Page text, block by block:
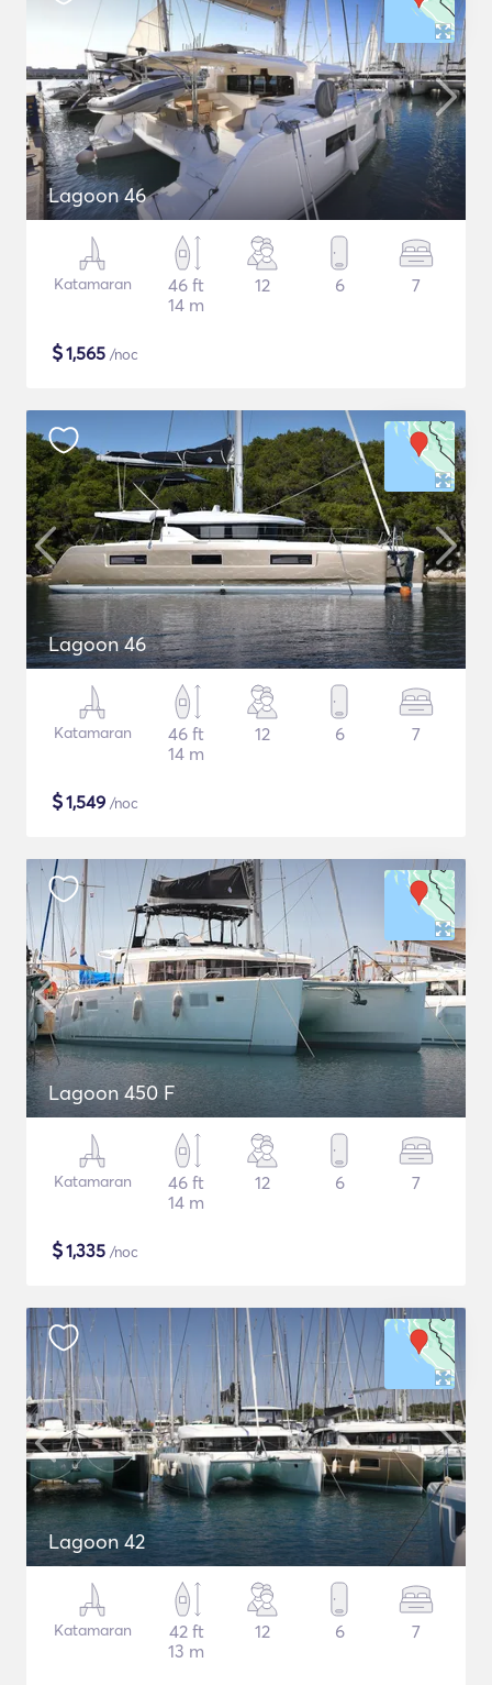
Lagoon 46
Katamaran
46 ft
14 m
12 6 7
$1,565 /noc
Lagoon 46
Katamaran
46 ft
14 m
12 6 7
$1,549 /noc
Lagoon 450 F
Katamaran
46 ft
14 m
12 6 7
$1,335 /noc
Lagoon 42
Katamaran
42 ft
13 m
12 6 7